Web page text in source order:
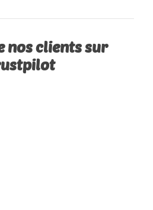
nos clients sur